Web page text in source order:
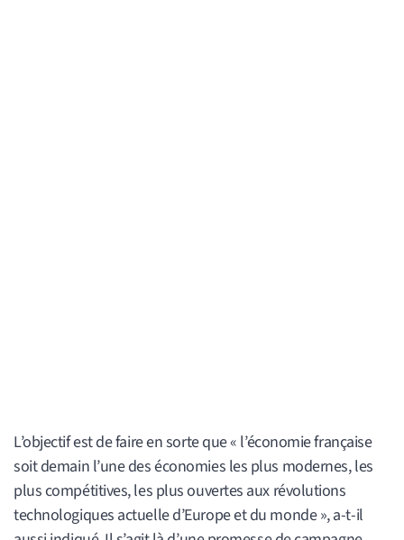
L’objectif est de faire en sorte que « l’économie française
soit demain l’une des économies les plus modernes, les
plus compétitives, les plus ouvertes aux révolutions
technologiques actuelle d’Europe et du monde », a-t-il